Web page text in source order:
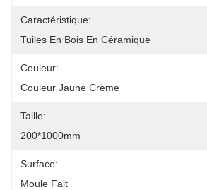
Caractéristique:
Tuiles En Bois En Céramique
Couleur:
Couleur Jaune Crème
Taille:
200*1000mm
Surface:
Moule Fait